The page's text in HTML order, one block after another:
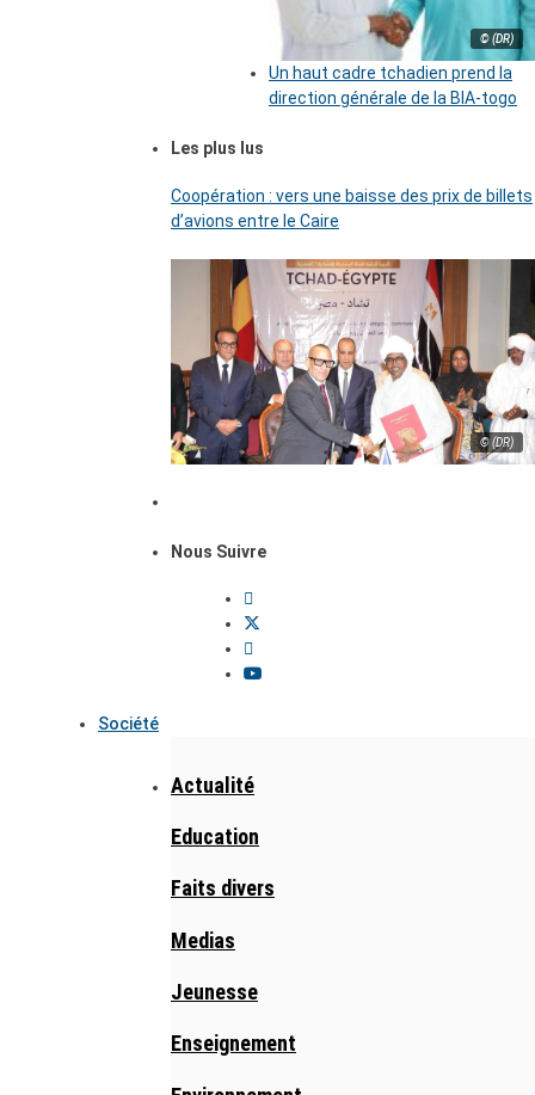
© (DR)
Un haut cadre tchadien prend la
direction générale de la BIA-togo
Les plus lus
Coopération : vers une baisse des prix de billets
d’avions entre le Caire
© (DR)
Nous Suivre
Société
Actualité
Education
Faits divers
Medias
Jeunesse
Enseignement